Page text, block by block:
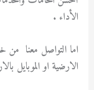
الأداء .
اما التواصل معنا من
الارضية او الموبايل